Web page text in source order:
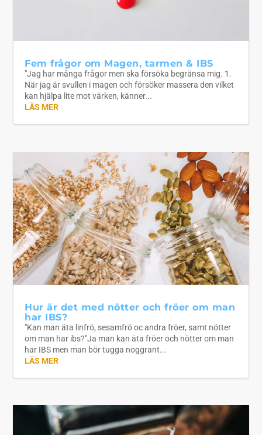
Fem frågor om Magen, tarmen & IBS
"Jag har många frågor men ska försöka begränsa mig. 1.
När jag är svullen i magen och försöker massera den vilket
kan hjälpa lite mot värken, känner...
LÄS MER
Hur är det med nötter och fröer om man
har IBS?
"Kan man äta linfrö, sesamfrö oc andra fröer, samt nötter
om man har ibs?"Ja man kan äta fröer och nötter om man
har IBS men man bör tugga noggrant...
LÄS MER